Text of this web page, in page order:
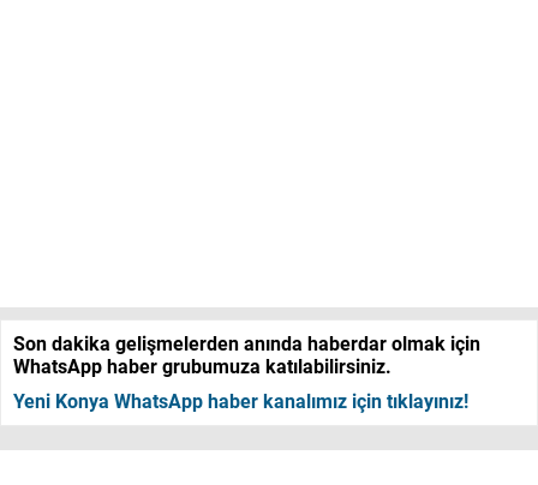
Son dakika gelişmelerden anında haberdar olmak için
WhatsApp haber grubumuza katılabilirsiniz.
Yeni Konya WhatsApp haber kanalımız için tıklayınız!